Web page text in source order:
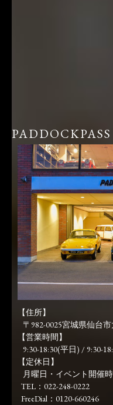
【住所】
〒982-0025宮城県仙台
【営業時間】
9:30-18:30(平日) / 9:30-
【定休日】
月曜日・イベント開催
TEL：022-248-0222
FreeDial：0120-660246